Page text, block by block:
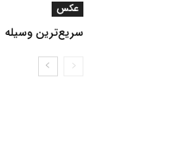
عکس
سریع‌ترین وسیله